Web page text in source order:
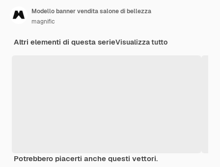
Modello banner vendita salone di bellezza
magnific
Altri elementi di questa serieVisualizza tutto
Potrebbero piacerti anche questi vettori.